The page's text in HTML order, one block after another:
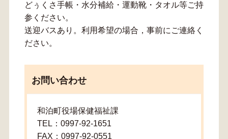
どぅくさ手帳・水分補給・運動靴・タオル等ご持
参ください。
送迎バスあり。利用希望の場合，事前にご連絡く
ださい。
お問い合わせ
和泊町役場保健福祉課
TEL：0997-92-1651
FAX：0997-92-0551